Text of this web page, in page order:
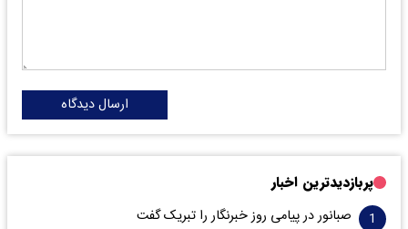
ارسال دیدگاه
پربازدیدترین اخبار
صبانور در پیامی روز خبرنگار را تبریک گفت